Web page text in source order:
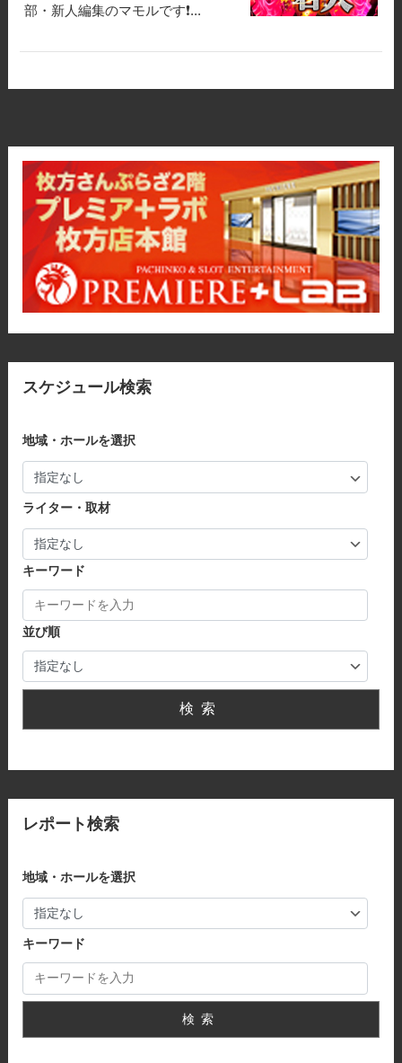
部・新人編集のマモルです❗️...
スケジュール検索
地域・ホールを選択
ライター・取材
キーワード
並び順
検索
レポート検索
地域・ホールを選択
キーワード
検索